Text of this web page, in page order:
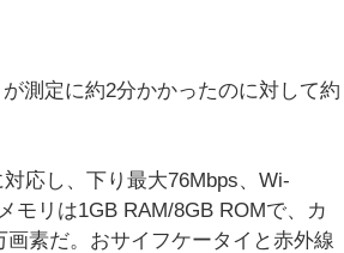
測定に約2分かかったのに対して約
応し、下り最大76Mbps、Wi-
モリは1GB RAM/8GB ROMで、カ
素だ。おサイフケータイと赤外線